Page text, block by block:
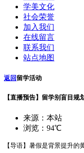
学美文化
社会荣誉
加入我们
在线留言
联系我们
站点地图
返回 留学活动
【直播预告】留学别盲目规
来源：本站
浏览：94℃
【导语】暑假是背景提升